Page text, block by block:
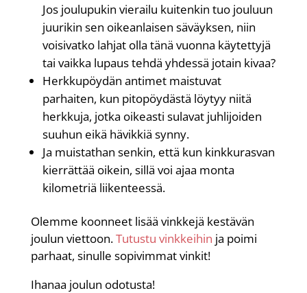
Jos joulupukin vierailu kuitenkin tuo jouluun
juurikin sen oikeanlaisen säväyksen, niin
voisivatko lahjat olla tänä vuonna käytettyjä
tai vaikka lupaus tehdä yhdessä jotain kivaa?
Herkkupöydän antimet maistuvat
parhaiten, kun pitopöydästä löytyy niitä
herkkuja, jotka oikeasti sulavat juhlijoiden
suuhun eikä hävikkiä synny.
Ja muistathan senkin, että kun kinkkurasvan
kierrättää oikein, sillä voi ajaa monta
kilometriä liikenteessä.
Olemme koonneet lisää vinkkejä kestävän
joulun viettoon.Tutustu vinkkeihin ja poimi
parhaat, sinulle sopivimmat vinkit!
Ihanaa joulun odotusta!